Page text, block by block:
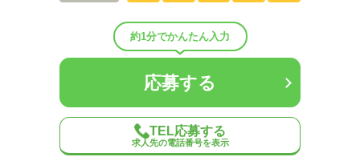
応募する
約1分でかんたん入力
応募する
TEL応募する
求人先の電話番号を表示